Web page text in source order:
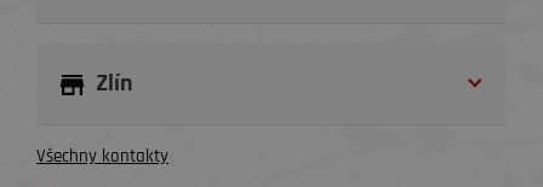
Zlín
Všechny kontakty